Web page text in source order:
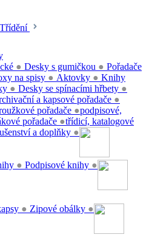
● Desky s gumičkou ●
na spisy ● Aktovky ●
● Desky se spínacími hřbety ●
Pořadače
a kapsové pořadače ●
pořadače ●
pořadače ●
a doplňky ●
Knihy
podpisové,
třídicí, katalogové
● Podpisové knihy ●
● Zipové obálky ●